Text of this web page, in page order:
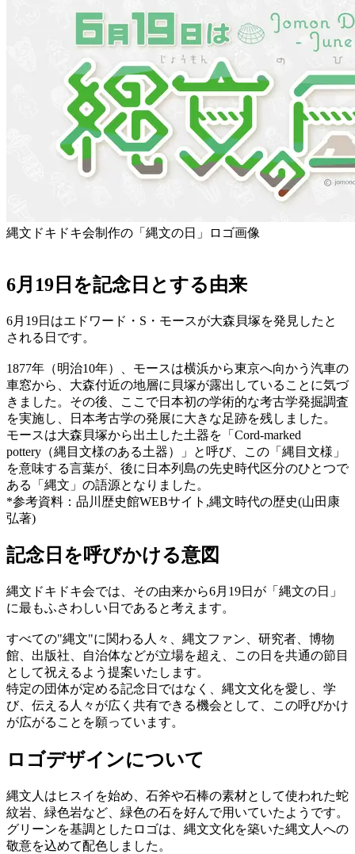
縄文ドキドキ会制作の「縄文の日」ロゴ画像
6月19日を記念日とする由来
6月19日はエドワード・S・モースが大森貝塚を発見したと
される日です。
1877年（明治10年）、モースは横浜から東京へ向かう汽車の
車窓から、大森付近の地層に貝塚が露出していることに気づ
きました。その後、ここで日本初の学術的な考古学発掘調査
を実施し、日本考古学の発展に大きな足跡を残しました。
モースは大森貝塚から出土した土器を「Cord-marked
pottery（縄目文様のある土器）」と呼び、この「縄目文様」
を意味する言葉が、後に日本列島の先史時代区分のひとつで
ある「縄文」の語源となりました。
*参考資料：品川歴史館WEBサイト,縄文時代の歴史(山田康
弘著)
記念日を呼びかける意図
縄文ドキドキ会では、その由来から6月19日が「縄文の日」
に最もふさわしい日であると考えます。
すべての"縄文"に関わる人々、縄文ファン、研究者、博物
館、出版社、自治体などが立場を超え、この日を共通の節目
として祝えるよう提案いたします。
特定の団体が定める記念日ではなく、縄文文化を愛し、学
び、伝える人々が広く共有できる機会として、この呼びかけ
が広がることを願っています。
ロゴデザインについて
縄文人はヒスイを始め、石斧や石棒の素材として使われた蛇
紋岩、緑色岩など、緑色の石を好んで用いていたようです。
グリーンを基調としたロゴは、縄文文化を築いた縄文人への
敬意を込めて配色しました。